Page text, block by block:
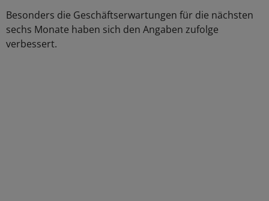
Besonders die Geschäftserwartungen für die nächsten
sechs Monate haben sich den Angaben zufolge
verbessert.